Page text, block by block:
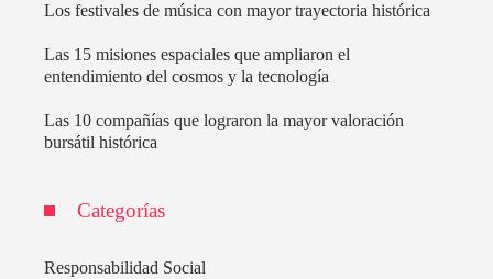
Los festivales de música con mayor trayectoria histórica
Las 15 misiones espaciales que ampliaron el
entendimiento del cosmos y la tecnología
Las 10 compañías que lograron la mayor valoración
bursátil histórica
Categorías
Responsabilidad Social